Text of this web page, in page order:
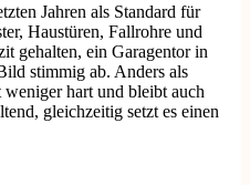
Jahren als Standard für
Haustüren, Fallrohre und
gehalten, ein Garagentor in
stimmig ab. Anders als
hart und bleibt auch
gleichzeitig setzt es einen